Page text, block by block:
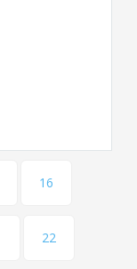
16
22